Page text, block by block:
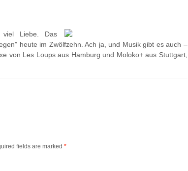
viel Liebe. Das
heute im Zwölfzehn. Ach ja, und Musik gibt es auch –
von Les Loups aus Hamburg und Moloko+ aus Stuttgart,
fields are marked *